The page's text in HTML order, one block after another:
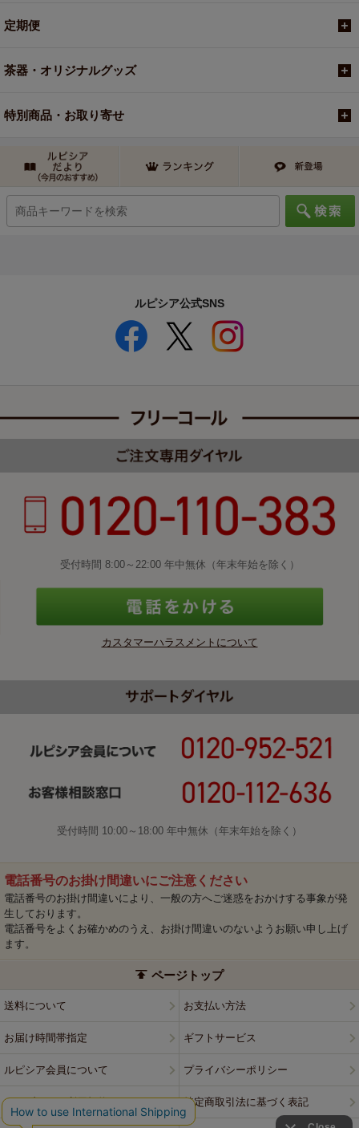
定期便
茶器・オリジナルグッズ
特別商品・お取り寄せ
ルピシア公式SNS
受付時間 8:00～22:00 年中無休（年末年始を除く）
カスタマーハラスメントについて
受付時間 10:00～18:00 年中無休（年末年始を除く）
電話番号のお掛け間違いにご注意ください
電話番号のお掛け間違いにより、一般の方へご迷惑をおかけする事象が発
生しております。
電話番号をよくお確かめのうえ、お掛け間違いのないようお願い申し上げ
ます。
ページトップ
送料について お支払い方法
お届け時間帯指定 ギフトサービス
ルピシア会員について プライバシーポリシー
ウェブサイト利用規約 特定商取引法に基づく表記